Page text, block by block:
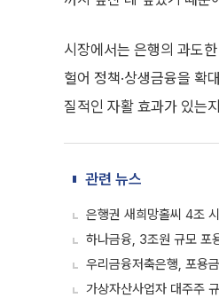
시장에서는 은행의 과도
헐어 정책·상생금융을 확
질적인 자활 효과가 있는
관련 뉴스
은행권 새희망홀씨 4조
하나금융, 3조원 규모
우리금융저축은행, 포용
가상자산사업자 대주주